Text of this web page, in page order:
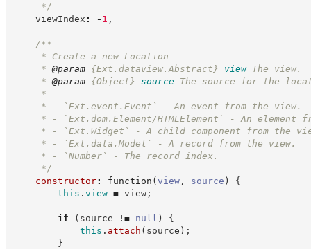
*/
viewIndex : - 1 ,
/**
* Create a new Location
* @param {Ext.dataview.Abstract} view
The view.
* @param {Object} source
The source for the
*
* - `Ext.event.Event` - An event from the view.
* - `Ext.dom.Element/HTMLElement` - An element
* - `Ext.Widget` - A child component from the
* - `Ext.data.Model` - A record from the view.
* - `Number` - The record index.
*/
constructor: function (view, source )
{
this . view = view;
if ( source != null )
{
this . attach ( source ) ;
}